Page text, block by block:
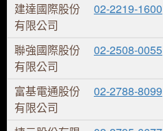
建達國際股份
有限公司
02-2219-1600
聯強國際股份
有限公司
02-2508-0055
富基電通股份
有限公司
02-2788-8099